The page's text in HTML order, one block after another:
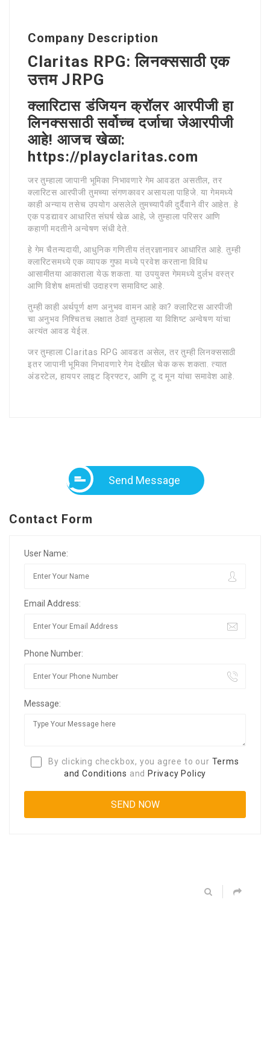
Company Description
Claritas RPG: लिनक्ससाठी एक
उत्तम JRPG
क्लारिटास डंजियन क्रॉलर आरपीजी हा
लिनक्ससाठी सर्वोच्च दर्जाचा जेआरपीजी
आहे! आजच खेळा:
https://playclaritas.com
जर तुम्हाला जापानी भूमिका निभावणारे गेम आवडत असतील, तर
क्लारिटस आरपीजी तुमच्या संगणकावर असायला पाहिजे. या गेममध्ये
काही अन्याय तसेच उपयोग असलेले तुमच्यापैकी दुर्दैवाने वीर आहेत. हे
एक पडद्यावर आधारित संघर्ष खेळ आहे, जे तुम्हाला परिसर आणि
कहाणी मदतीने अन्वेषण संधी देते.
हे गेम चैतन्यदायी, आधुनिक गणितीय तंत्रज्ञानावर आधारित आहे. तुम्ही
क्लारिटसमध्ये एक व्यापक गुफा मध्ये प्रवेश करताना विविध
आसामीतया आकाराला येऊ शकता. या उपयुक्त गेममध्ये दुर्लभ वस्त्र
आणि विशेष क्षमतांची उदाहरण समाविष्ट आहे.
तुम्ही काही अर्थपूर्ण क्षण अनुभव वामन आहे का? क्लारिटस आरपीजी
चा अनुभव निश्चितच लक्षात ठेवा! तुम्हाला या विशिष्ट अन्वेषण यांचा
अत्यंत आवड येईल.
जर तुम्हाला Claritas RPG आवडत असेल, तर तुम्ही लिनक्ससाठी
इतर जापानी भूमिका निभावणारे गेम देखील चेक करू शकता. त्यात
अंडरटेल, हायपर लाइट ड्रिफ्टर, आणि टू द मून यांचा समावेश आहे.
Send Message
Contact Form
User Name:
Email Address:
Phone Number:
Message:
By clicking checkbox, you agree to our Terms
and Conditions and Privacy Policy